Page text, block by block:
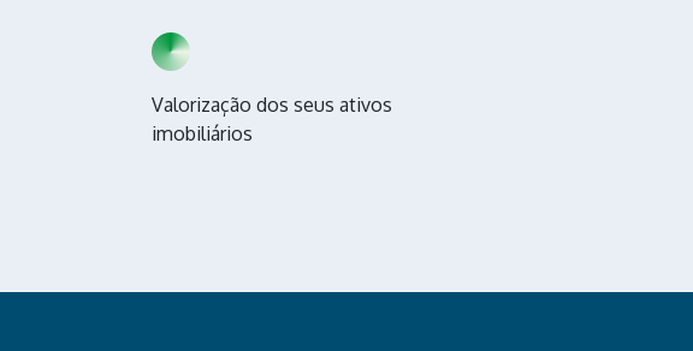
Valorização dos seus ativos
imobiliários